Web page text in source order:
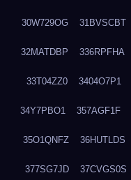
30W729OG 31BVSCBT
32MATDBP 336RPFHA
33T04ZZ0 3404O7P1
34Y7PBO1 357AGF1F
35O1QNFZ 36HUTLDS
377SG7JD 37CVGS0S